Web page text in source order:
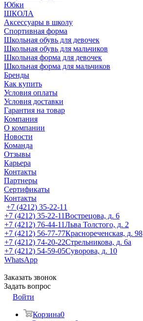
Юбки
ШКОЛА
Аксессуары в школу
Спортивная форма
Школьная обувь для девочек
Школьная обувь для мальчиков
Школьная форма для девочек
Школьная форма для мальчиков
Бренды
Как купить
Условия оплаты
Условия доставки
Гарантия на товар
Компания
О компании
Новости
Команда
Отзывы
Карьера
Контакты
Партнеры
Сертификаты
Контакты
+7 (4212) 35-22-11
+7 (4212) 35-22-11Вострецова, д. 6
+7 (4212) 76-44-11Льва Толстого, д. 2
+7 (4212) 56-77-77Краснореченская, д. 98
+7 (4212) 74-20-22Стрельникова, д. 6а
+7 (4212) 54-59-05Суворова, д. 10
WhatsApp
Заказать звонок
Задать вопрос
Войти
Корзина0